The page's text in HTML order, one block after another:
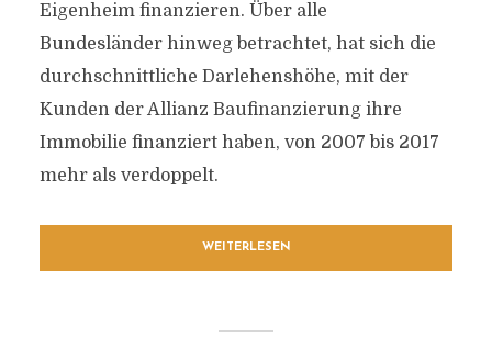
Eigenheim finanzieren. Über alle
Bundesländer hinweg betrachtet, hat sich die
durchschnittliche Darlehenshöhe, mit der
Kunden der Allianz Baufinanzierung ihre
Immobilie finanziert haben, von 2007 bis 2017
mehr als verdoppelt.
WEITERLESEN